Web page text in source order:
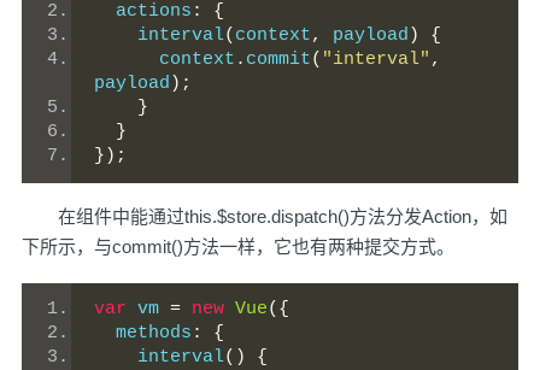
  actions
:
{
    interval
( context, payload )
{
      context
. commit( "interval" ,
payload );
}
}
});
在组件中能通过this.$store.dispatch()方法分发Action，如
下所示，与commit()方法一样，它也有两种提交方式。
var vm = new Vue({
  methods
:
{
    interval
() {